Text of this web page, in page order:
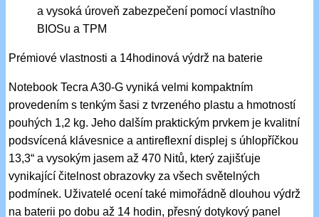
a vysoká úroveň zabezpečení pomocí vlastního
BIOSu a TPM
Prémiové vlastnosti a 14hodinová výdrž na baterie
Notebook Tecra A30-G vyniká velmi kompaktním
provedením s tenkým šasi z tvrzeného plastu a hmotností
pouhých 1,2 kg. Jeho dalším praktickým prvkem je kvalitní
podsvícená klávesnice a antireflexní displej s úhlopříčkou
13,3“ a vysokým jasem až 470 Nitů, který zajišťuje
vynikající čitelnost obrazovky za všech světelných
podmínek. Uživatelé ocení také mimořádně dlouhou výdrž
na baterii po dobu až 14 hodin, přesný dotykový panel